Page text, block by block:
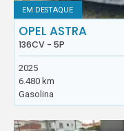
EM DESTAQUE
OPEL ASTRA
136CV - 5P
2025
6.480 km
Gasolina